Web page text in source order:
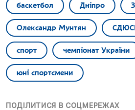
баскетбол Дніпро
Олександр Мунтян
спорт чемпіонат України
юні спортсмени
ПОДІЛИТИСЯ В СОЦМЕРЕЖАХ